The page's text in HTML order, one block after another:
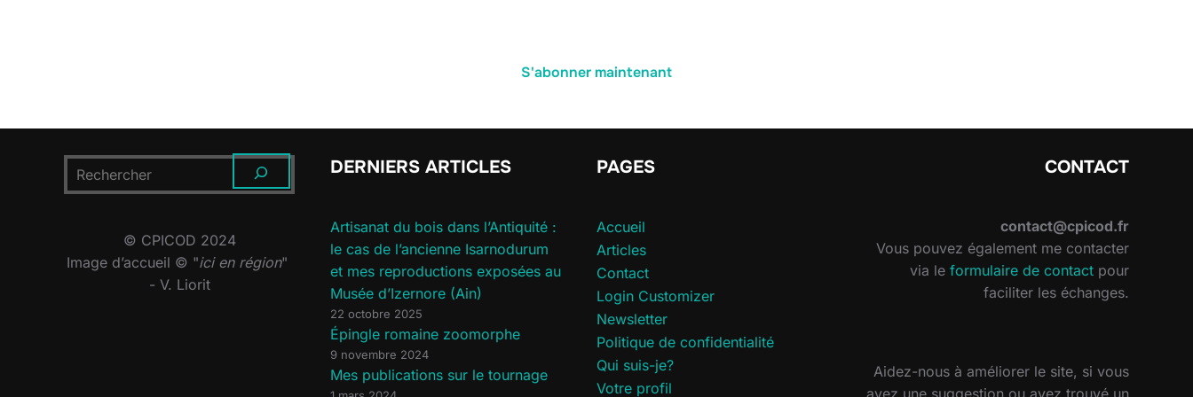
S'abonner maintenant
RECHERCHER
© CPICOD 2024
Image d’accueil © "ici en région"
- V. Liorit
DERNIERS ARTICLES
Artisanat du bois dans l’Antiquité :
le cas de l’ancienne Isarnodurum
et mes reproductions exposées au
Musée d’Izernore (Ain)
22 octobre 2025
Épingle romaine zoomorphe
9 novembre 2024
Mes publications sur le tournage
PAGES
Accueil
Articles
Contact
Login Customizer
Newsletter
Politique de confidentialité
Qui suis-je?
Votre profil
CONTACT
contact@cpicod.fr
Vous pouvez également me contacter
via le formulaire de contact pour
faciliter les échanges.
Aidez-nous à améliorer le site, si vous